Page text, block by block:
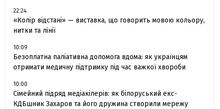
22:24
«Колір відстані» — виставка, що говорить мовою кольору,
нитки та лінії
10:09
Безоплатна паліативна допомога вдома: як українцям
отримати медичну підтримку під час важкої хвороби
10:00
Сімейний підряд медіакілерів: як білоруський екс-
КДБшник Захаров та його дружина створили мережу